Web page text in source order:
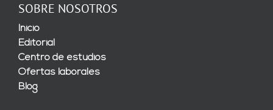
SOBRE NOSOTROS
Inicio
Editorial
Centro de estudios
Ofertas laborales
Blog